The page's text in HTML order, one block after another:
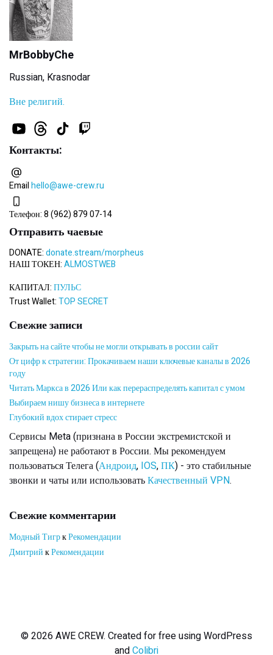
MrBobbyChe
Russian, Krasnodar
Вне религий.
Контакты:
Emailhello@awe-crew.ru
Телефон:8 (962) 879 07-14
Отправить чаевые
DONATE:donate.stream/morpheus
НАШ ТОКЕН:ALMOSTWEB
КАПИТАЛ:ПУЛЬС
Trust Wallet:TOP SECRET
Свежие записи
Закрыть на сайте чтобы не могли открывать в россии сайт
От цифр к стратегии: Прокачиваем наши ключевые каналы в 2026
году
Читать Маркса в 2026 Или как перераспределять капитал с умом
Выбираем нишу бизнеса в интернете
Глубокий вдох стирает стресс
Сервисы Meta (признана в России экстремистской и
запрещена) не работают в России. Мы рекомендуем
пользоваться Телега (Андроид, IOS,ПК) - это стабильные
звонки и чаты или использоватьКачественный VPN.
Свежие комментарии
Модный ТигркРекомендации
ДмитрийкРекомендации
© 2026 AWE CREW. Created for free using WordPress
andColibri